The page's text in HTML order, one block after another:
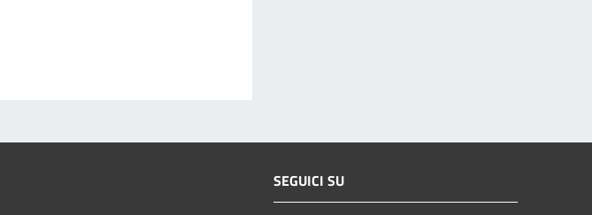
SEGUICI SU